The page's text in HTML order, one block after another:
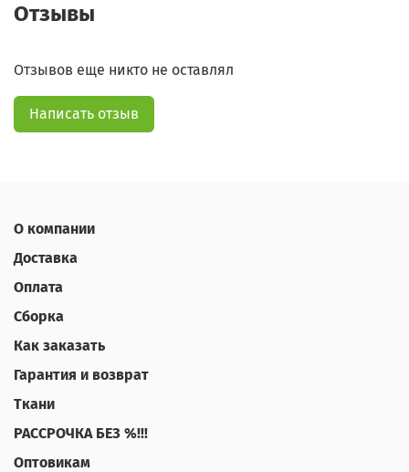
Отзывы
Отзывов еще никто не оставлял
Написать отзыв
О компании
Доставка
Оплата
Сборка
Как заказать
Гарантия и возврат
Ткани
РАССРОЧКА БЕЗ %!!!
Оптовикам